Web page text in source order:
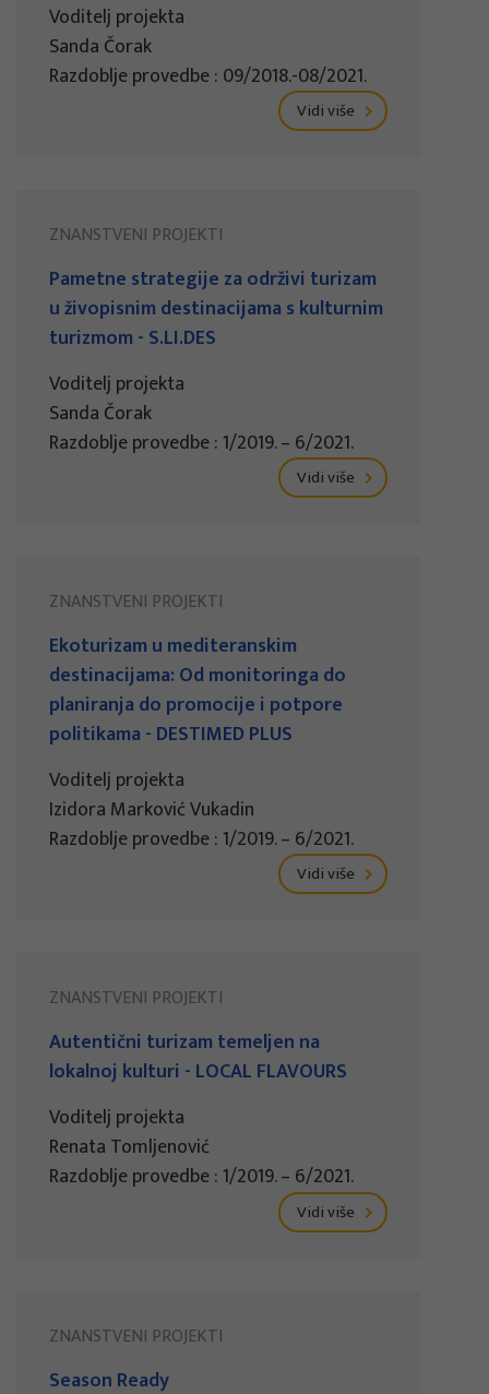
Voditelj projekta
Sanda Čorak
Razdoblje provedbe : 09/2018.-08/2021.
Vidi više
ZNANSTVENI PROJEKTI
Pametne strategije za održivi turizam
u živopisnim destinacijama s kulturnim
turizmom - S.LI.DES
Voditelj projekta
Sanda Čorak
Razdoblje provedbe : 1/2019. – 6/2021.
Vidi više
ZNANSTVENI PROJEKTI
Ekoturizam u mediteranskim
destinacijama: Od monitoringa do
planiranja do promocije i potpore
politikama - DESTIMED PLUS
Voditelj projekta
Izidora Marković Vukadin
Razdoblje provedbe : 1/2019. – 6/2021.
Vidi više
ZNANSTVENI PROJEKTI
Autentični turizam temeljen na
lokalnoj kulturi - LOCAL FLAVOURS
Voditelj projekta
Renata Tomljenović
Razdoblje provedbe : 1/2019. – 6/2021.
Vidi više
ZNANSTVENI PROJEKTI
Season Ready